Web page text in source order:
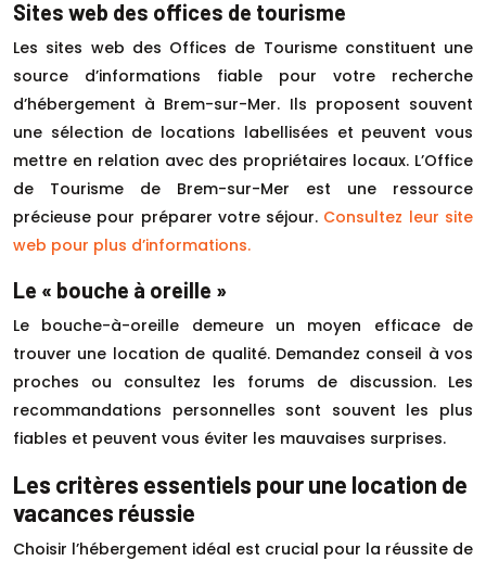
Sites web des offices de tourisme
Les sites web des Offices de Tourisme constituent une
source d’informations fiable pour votre recherche
d’hébergement à Brem-sur-Mer. Ils proposent souvent
une sélection de locations labellisées et peuvent vous
mettre en relation avec des propriétaires locaux. L’Office
de Tourisme de Brem-sur-Mer est une ressource
précieuse pour préparer votre séjour. Consultez leur site
web pour plus d’informations.
Le « bouche à oreille »
Le bouche-à-oreille demeure un moyen efficace de
trouver une location de qualité. Demandez conseil à vos
proches ou consultez les forums de discussion. Les
recommandations personnelles sont souvent les plus
fiables et peuvent vous éviter les mauvaises surprises.
Les critères essentiels pour une location de
vacances réussie
Choisir l’hébergement idéal est crucial pour la réussite de